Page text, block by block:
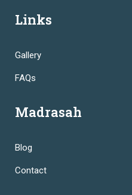
Links
Gallery
FAQs
Madrasah
Blog
Contact